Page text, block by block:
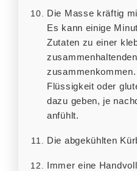
Die Masse kräftig mit den Händen verkneten.
Es kann einige
Zutaten zu einer
Flüssigkeit oder
dazu geben, je
anfühlt.
Die abgekühlten
Immer eine Handvoll der Masse